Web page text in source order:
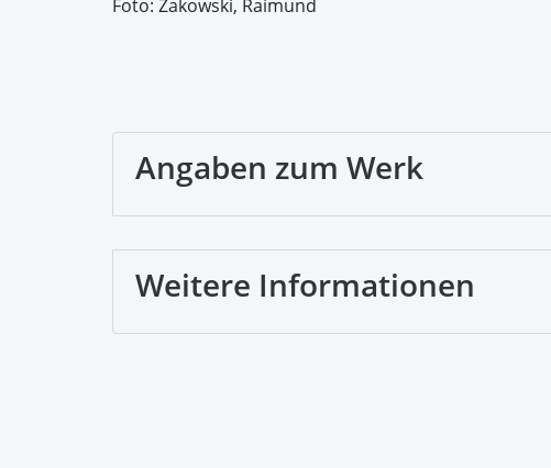
Foto: Zakowski, Raimund
Angaben zum Werk
Weitere Informationen